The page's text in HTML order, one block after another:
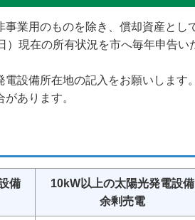
業用のものを除き、償却資産とし
現在の所有状況を市へ毎年申告
設備所在地の記入をお願いします
あります。
備
10kW以上の太陽光発電設備
余剰売電